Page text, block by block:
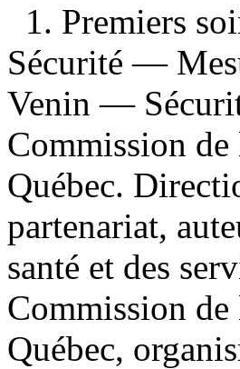
1. Premiers
Sécurité —
Venin —
Commission
Québec.
partenariat,
santé et des
Commission
Québec,